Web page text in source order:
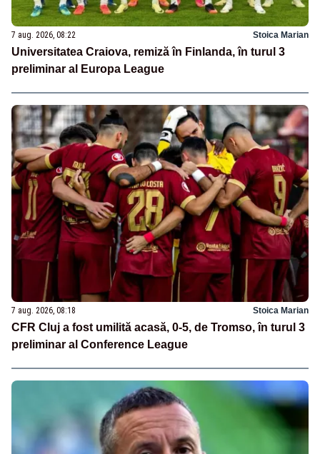
7 aug. 2026, 08:22 Stoica Marian
Universitatea Craiova, remiză în Finlanda, în turul 3
preliminar al Europa League
7 aug. 2026, 08:18 Stoica Marian
CFR Cluj a fost umilită acasă, 0-5, de Tromso, în turul 3
preliminar al Conference League